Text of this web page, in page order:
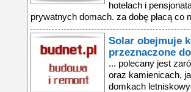
hotelach i
prywatnych domach. za dobę płacą co
Solar obejmuje
przeznaczone
... polecany jest
oraz kamienicach,
domkach